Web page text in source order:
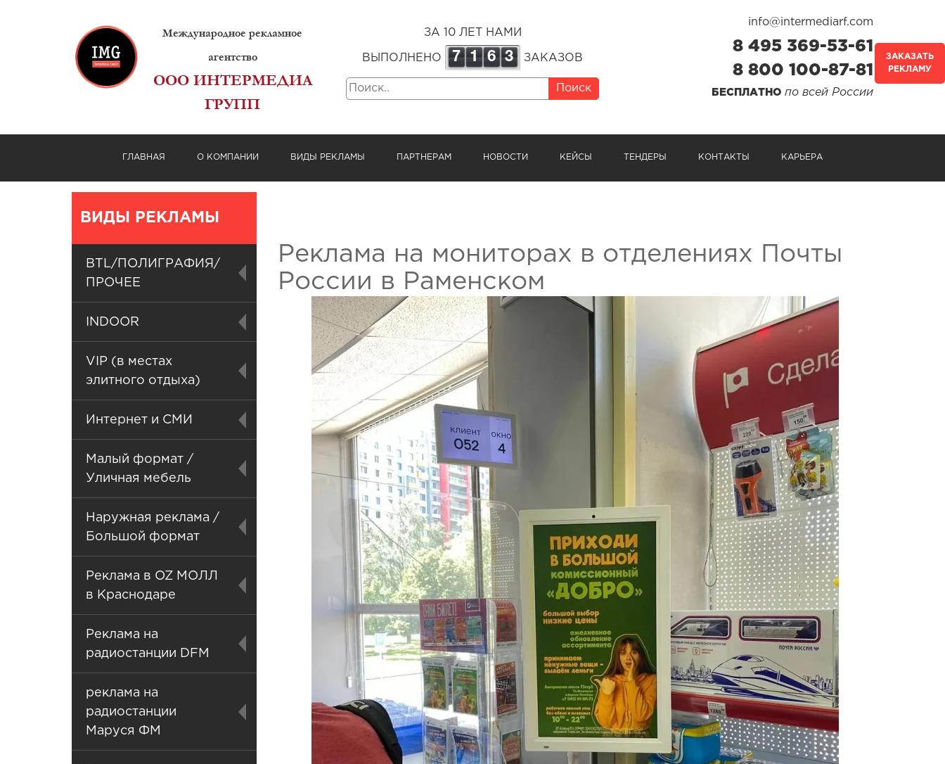
Международное рекламное
агентство
ООО ИНТЕРМЕДИА
ГРУПП
ЗА 10 ЛЕТ НАМИ
ВЫПОЛНЕНО 7 1 6 3 ЗАКАЗОВ
Поиск
info@intermediarf.com
8 495 369-53-61
8 800 100-87-81
БЕСПЛАТНО по всей России
ГЛАВНАЯ О КОМПАНИИ ВИДЫ РЕКЛАМЫ ПАРТНЕРАМ НОВОСТИ КЕЙСЫ ТЕНДЕРЫ КОНТАКТЫ КАРЬЕРА
ЗАКАЗАТЬ
РЕКЛАМУ
ВИДЫ РЕКЛАМЫ
BTL/ПОЛИГРАФИЯ/
ПРОЧЕЕ
INDOOR
VIP (в местах
элитного отдыха)
Интернет и СМИ
Малый формат /
Уличная мебель
Наружная реклама /
Большой формат
Реклама в OZ МОЛЛ
в Краснодаре
Реклама на
радиостанции DFM
реклама на
радиостанции
Маруся ФМ
Реклама на мониторах в отделениях Почты
России в Раменском